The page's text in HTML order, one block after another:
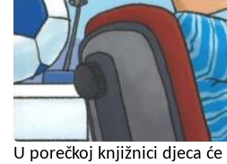
U porečkoj knjižnici djeca